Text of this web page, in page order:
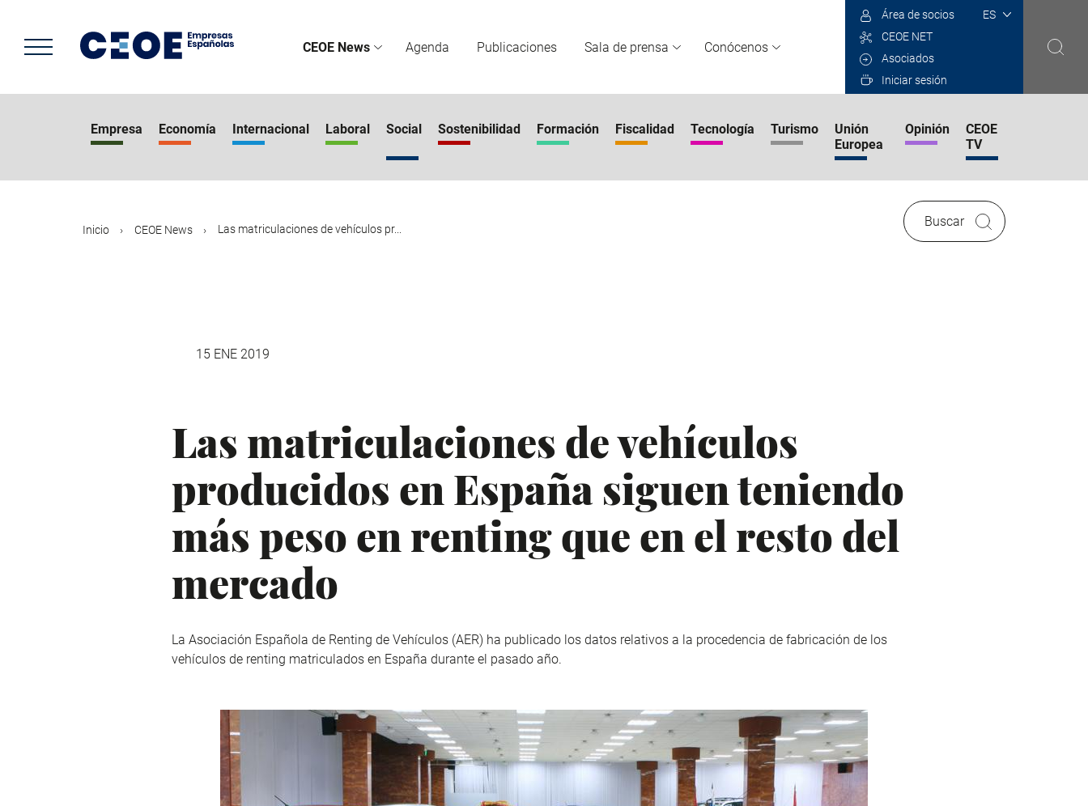
contenido
principal
CEOE News Agenda Publicaciones Sala de prensa Conócenos
Select
Área de socios
CEOE NET
Asociados
Iniciar sesión
Empresa Economía Internacional Laboral Social Sostenibilidad Formación Fiscalidad Tecnología Turismo
Unión
Europea
Opinión
CEOE
TV
Inicio CEOE News Las matriculaciones de vehículos pr...
Buscar
15 ENE 2019
Las matriculaciones de vehículos
producidos en España siguen teniendo
más peso en renting que en el resto del
mercado
La Asociación Española de Renting de Vehículos (AER) ha publicado los datos relativos a la procedencia de fabricación de los
vehículos de renting matriculados en España durante el pasado año.